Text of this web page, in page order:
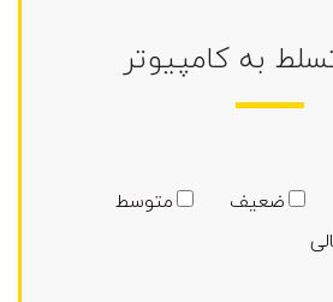
به کامپیوتر
ضعیف
متوسط